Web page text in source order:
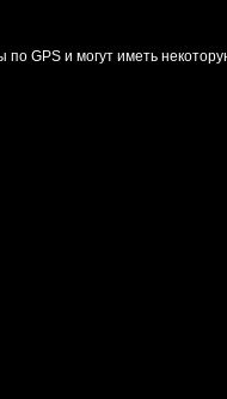
GPS и могут иметь